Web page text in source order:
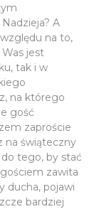
A
na to,
jest
tak i w
na którego
gość
zaproście
na świąteczny
tego, by stać
zawita
ducha, pojawi
bardziej